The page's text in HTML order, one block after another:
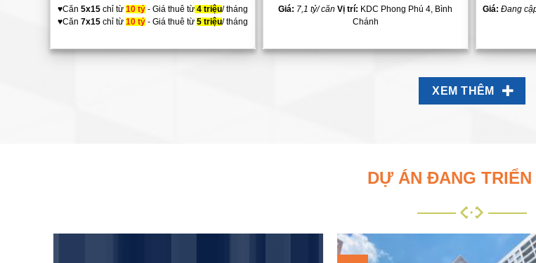
♥Căn 5x15chỉ từ 10 tỷ - Giá thuê từ4 triệu/ tháng
♥Căn 7x15chỉ từ 10 tỷ - Giá thuê từ 5 triệu/ tháng
Giá: 7,1 tỷ/ căn Vị trí: KDC Phong Phú 4, Bình
Chánh
Giá: Đang
XEM THÊM
DỰ ÁN ĐANG TRIỂN